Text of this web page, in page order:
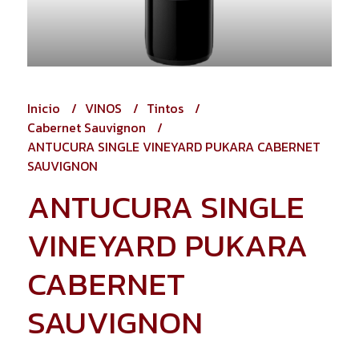
Inicio VINOS
Tintos
Cabernet Sauvignon
ANTUCURA SINGLE VINEYARD PUKARA CABERNET
SAUVIGNON
ANTUCURA SINGLE
VINEYARD PUKARA
CABERNET
SAUVIGNON